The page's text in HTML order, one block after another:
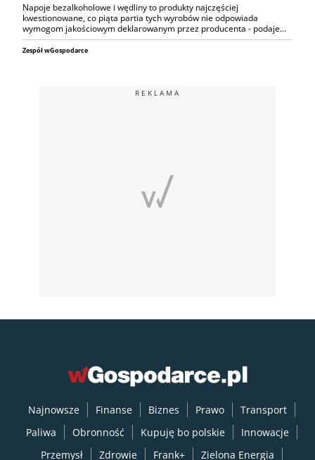
Napoje bezalkoholowe i wędliny to produkty najczęściej
kwestionowane, co piąta partia tych wyrobów nie odpowiada
wymogom jakościowym deklarowanym przez producenta - podaje…
Zespół wGospodarce
REKLAMA
Najnowsze Finanse Biznes Prawo
Transport
Paliwa
Obronność Kupuję bo polskie
Innowacje
Przemysł
Zdrowie Frank+ Zielona Energia